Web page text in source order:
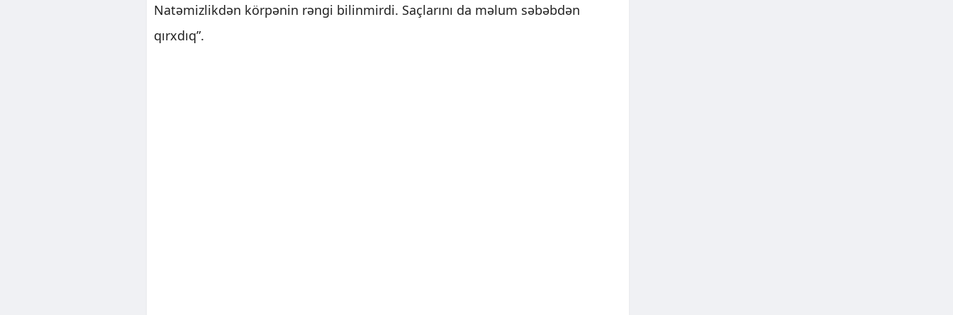
Natəmizlikdən körpənin rəngi bilinmirdi. Saçlarını da məlum səbəbdən
qırxdıq”.